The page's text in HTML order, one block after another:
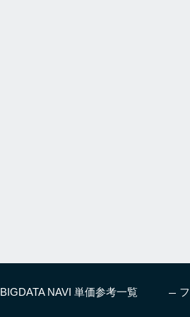
BIGDATA NAVI 単価参考一覧